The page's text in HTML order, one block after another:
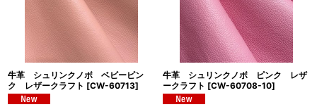
牛革 シュリンクノボ ベビーピン
ク レザークラフト [CW-60713]
牛革 シュリンクノボ ピンク レザ
ークラフト [CW-60708-10]